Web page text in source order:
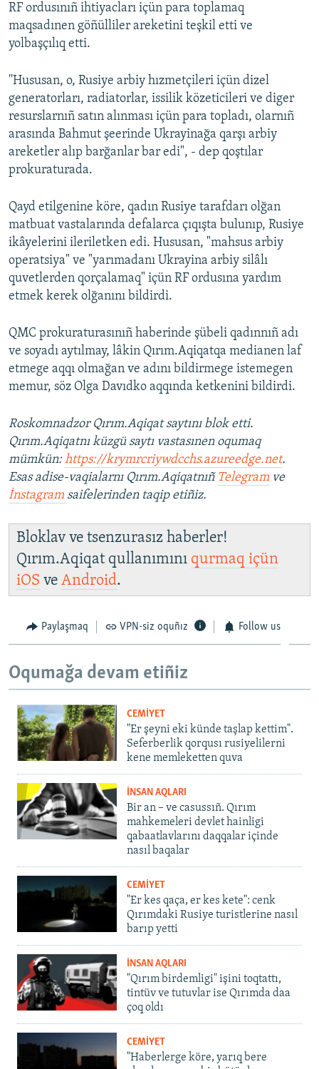
RF ordusınıñ ihtiyacları içün para toplamaq
maqsadınen göñülliler areketini teşkil etti ve
yolbaşçılıq etti.
''Hususan, o, Rusiye arbiy hızmetçileri içün dizel
generatorları, radiatorlar, issilik közeticileri ve diger
resurslarnıñ satın alınması içün para topladı, olarnıñ
arasında Bahmut şeerinde Ukrayinağa qarşı arbiy
areketler alıp barğanlar bar edi", - dep qoştılar
prokuraturada.
Qayd etilgenine köre, qadın Rusiye tarafdarı olğan
matbuat vastalarında defalarca çıqışta bulunıp, Rusiye
ikâyelerini ileriletken edi. Hususan, "mahsus arbiy
operatsiya" ve "yarımadanı Ukrayina arbiy silâlı
quvetlerden qorçalamaq" içün RF ordusına yardım
etmek kerek olğanını bildirdi.
QMC prokuraturasınıñ haberinde şübeli qadınnıñ adı
ve soyadı aytılmay, lâkin Qırım.Aqiqatqa medianen laf
etmege aqqı olmağan ve adını bildirmege istemegen
memur, söz Olga Davıdko aqqında ketkenini bildirdi.
Roskomnadzor Qırım.Aqiqat saytını blok etti.
Qırım.Aqiqatnı küzgü saytı vastasınen oqumaq
mümkün:https://krymrcriywdcchs.azureedge.net.
Esas adise-vaqialarnı Qırım.Aqiqatnıñ Telegram ve
İnstagram saifelerinden taqip etiñiz.
Bloklav ve tsenzurasız haberler!
Qırım.Aqiqat qullanımını qurmaq içün
iOS ve Android.
Paylaşmaq VPN-siz oquñız Follow us
Oqumağa devam etiñiz
CEMİYET
"Er şeyni eki künde taşlap kettim".
Seferberlik qorqusı rusiyelilerni
kene memleketten quva
İNSAN AQLARI
Bir an – ve casussıñ. Qırım
mahkemeleri devlet hainligi
qabaatlavlarını daqqalar içinde
nasıl baqalar
CEMİYET
"Er kes qaça, er kes kete": cenk
Qırımdaki Rusiye turistlerine nasıl
barıp yetti
İNSAN AQLARI
"Qırım birdemligi" işini toqtattı,
tintüv ve tutuvlar ise Qırımda daa
çoq oldı
CEMİYET
"Haberlerge köre, yarıq bere